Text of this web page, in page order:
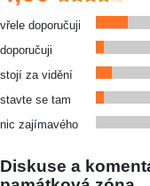
vřele doporučuji
doporučuji
stojí za vidění
stavte se tam
nic zajímavého
Diskuse a